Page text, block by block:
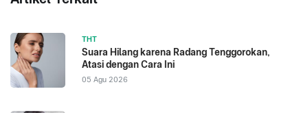
THT
Suara Hilang karena Radang Tenggorokan,
Atasi dengan Cara Ini
05 Agu 2026